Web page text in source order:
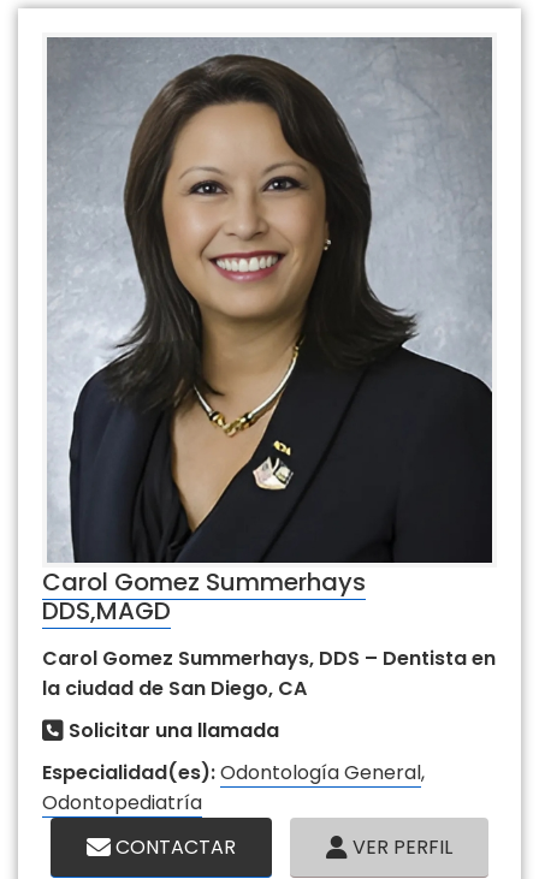
Carol Gomez Summerhays
DDS,MAGD
Carol Gomez Summerhays, DDS – Dentista en
la ciudad de San Diego, CA
Solicitar una llamada
Especialidad(es):Odontología General,
Odontopediatría
CONTACTAR
VER PERFIL